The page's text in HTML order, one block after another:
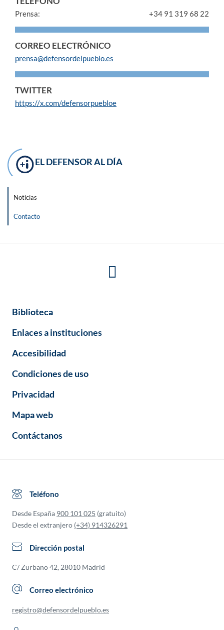
Prensa: +34 91 319 68 22
CORREO ELECTRÓNICO
prensa@defensordelpueblo.es
TWITTER
https://x.com/defensorpuebloe
EL DEFENSOR AL DÍA
Noticias
Contacto
Biblioteca
Enlaces a instituciones
Accesibilidad
Condiciones de uso
Privacidad
Mapa web
Contáctanos
Teléfono
Desde España 900 101 025 (gratuito)
Desde el extranjero (+34) 914326291
Dirección postal
C/ Zurbano 42, 28010 Madrid
Correo electrónico
registro@defensordelpueblo.es